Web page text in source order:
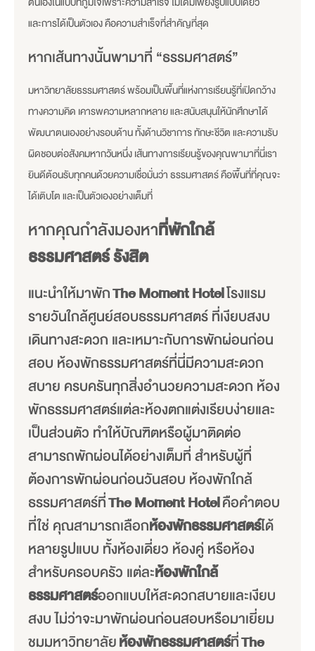
และการได้เป็นตัวเอง คือความสำเร็จที่สำคัญที่สุด
หากเส้นทางนั้นพามาที่ “ธรรมศาสตร์”
มหาวิทยาลัยธรรมศาสตร์ พร้อมเป็นพื้นที่แห่งการเรียนรู้ที่เปิดกว้าง
ทางความคิด เคารพความหลากหลาย และสนับสนุนให้นักศึกษาได้
พัฒนาตนเองอย่างรอบด้าน ทั้งด้านวิชาการ ทักษะชีวิต และความรับ
ผิดชอบต่อสังคมหากวันหนึ่ง เส้นทางการเรียนรู้ของคุณพามาที่นี่เรา
ยินดีต้อนรับทุกคนด้วยความเชื่อมั่นว่า ธรรมศาสตร์ คือพื้นที่ที่คุณจะ
ได้เติบโต และเป็นตัวเองอย่างเต็มที่
หากคุณกำลังมองหาที่พักใกล้
ธรรมศาสตร์ รังสิต
แนะนำให้มาพักThe Moment Hotelโรงแรม
รายวันใกล้ศูนย์สอบธรรมศาสตร์ ที่เงียบสงบ
เดินทางสะดวก และเหมาะกับการพักผ่อนก่อน
สอบ ห้องพักธรรมศาสตร์ที่นี่มีความสะดวก
สบาย ครบครันทุกสิ่งอำนวยความสะดวก ห้อง
พักธรรมศาสตร์แต่ละห้องตกแต่งเรียบง่ายและ
เป็นส่วนตัว ทำให้บัณฑิตหรือผู้มาติดต่อ
สามารถพักผ่อนได้อย่างเต็มที่ สำหรับผู้ที่
ต้องการพักผ่อนก่อนวันสอบ ห้องพักใกล้
ธรรมศาสตร์ที่The Moment Hotelคือคำตอบ
ที่ใช่ คุณสามารถเลือกห้องพักธรรมศาสตร์ได้
หลายรูปแบบ ทั้งห้องเดี่ยว ห้องคู่ หรือห้อง
สำหรับครอบครัว แต่ละห้องพักใกล้
ธรรมศาสตร์ออกแบบให้สะดวกสบายและเงียบ
สงบ ไม่ว่าจะมาพักผ่อนก่อนสอบหรือมาเยี่ยม
ชมมหาวิทยาลัยห้องพักธรรมศาสตร์ที่The